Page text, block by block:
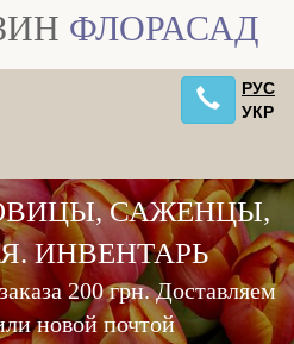
ФЛОРАСАД
РУС
УКР
САЖЕНЦЫ,
ИНВЕНТАРЬ
200 грн. Доставляем
новой почтой